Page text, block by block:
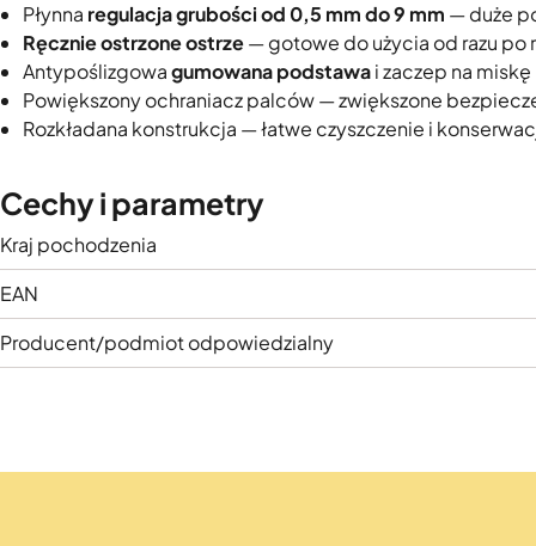
Płynna regulacja grubości od 0,5 mm do 9 mm — duże
Ręcznie ostrzone ostrze— gotowe do użycia od razu po
Antypoślizgowagumowanapodstawai zaczep na
Powiększony ochraniacz palców — zwiększone
Rozkładana konstrukcja — łatwe czyszczenie i
Cechy i parametry
Kraj pochodzenia
EAN
Producent/podmiot odpowiedzialny